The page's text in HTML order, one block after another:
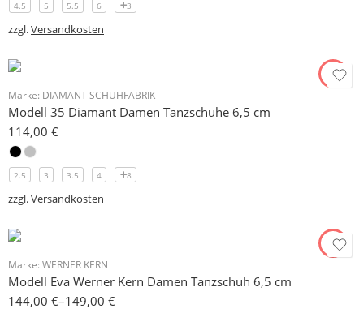
4.5 5 5.5 6 3
zzgl.Versandkosten
Marke: DIAMANT SCHUHFABRIK
Modell 35 Diamant Damen Tanzschuhe 6,5 cm
114,00 €
2.5 3 3.5 4 8
zzgl.Versandkosten
Marke: WERNER KERN
Modell Eva Werner Kern Damen Tanzschuh 6,5 cm
144,00 €–149,00 €